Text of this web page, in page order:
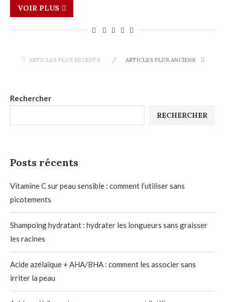
VOIR PLUS
ARTICLES PLUS RÉCENTS ARTICLES PLUS ANCIENS
Rechercher
RECHERCHER
Posts récents
Vitamine C sur peau sensible : comment l’utiliser sans
picotements
Shampoing hydratant : hydrater les longueurs sans graisser
les racines
Acide azélaïque + AHA/BHA : comment les associer sans
irriter la peau